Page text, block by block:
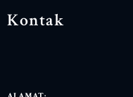
Kontak